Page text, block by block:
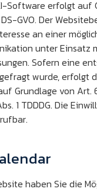
Software erfolgt auf
GVO. Der
an einer
unter Einsatz
Sofern eine
wurde, erfolgt
Grundlage von Art.
1 TDDDG. Die
haben Sie die